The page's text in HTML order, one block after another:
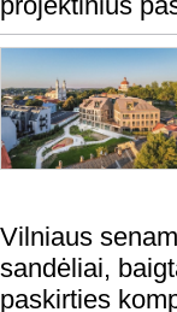
Vilniaus
sandėliai,
paskirties